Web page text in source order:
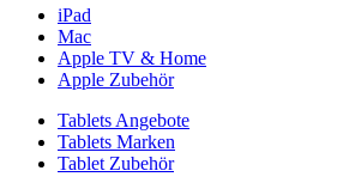
iPad
Mac
Apple TV & Home
Apple Zubehör
Tablets Angebote
Tablets Marken
Tablet Zubehör